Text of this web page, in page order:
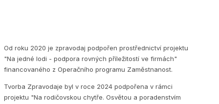
Od roku 2020 je zpravodaj podpořen prostřednictví projektu
"Na jedné lodi - podpora rovných příležitostí ve firmách"
financovaného z Operačního programu Zaměstnanost.
Tvorba Zpravodaje byl v roce 2024 podpořena v rámci
projektu "Na rodičovskou chytře. Osvětou a poradenstvím